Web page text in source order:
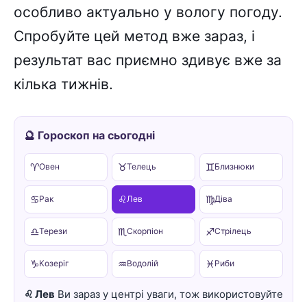
особливо актуально у вологу погоду.
Спробуйте цей метод вже зараз, і
результат вас приємно здивує вже за
кілька тижнів.
🔮 Гороскоп на сьогодні
♈Овен ♉Телець ♊Близнюки
♋Рак ♌Лев ♍Діва
♎Терези ♏ Скорпіон ♐Стрілець
♑Козеріг ♒Водолій ♓ Риби
♌ Лев Ви зараз у центрі уваги, тож використовуйте